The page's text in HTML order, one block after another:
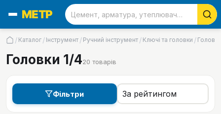
/ Каталог / Інструмент / Ручний інструмент / Ключі та головки / Головки
Головки 1/420 товарів
Фільтри